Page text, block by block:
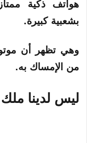
هواتف ذكية
بشعبية كبيرة.
وهي تظهر أن
من الإمساك به.
ليس لدينا